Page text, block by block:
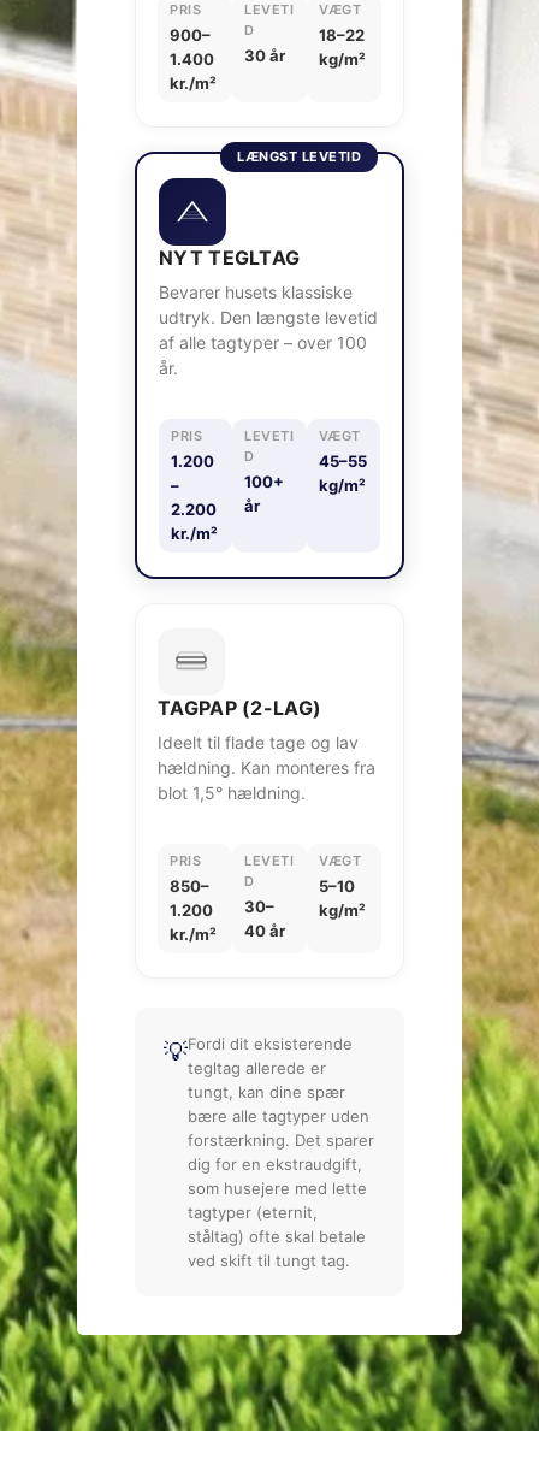
PRIS
900–
1.400
kr./m²
LEVETI
D
30 år
VÆGT
18–22
kg/m²
LÆNGST LEVETID
NYT TEGLTAG
Bevarer husets klassiske
udtryk. Den længste levetid
af alle tagtyper – over 100
år.
PRIS
1.200
–
2.200
kr./m²
LEVETI
D
100+
år
VÆGT
45–55
kg/m²
TAGPAP (2-LAG)
Ideelt til flade tage og lav
hældning. Kan monteres fra
blot 1,5° hældning.
PRIS
850–
1.200
kr./m²
LEVETI
D
30–
40 år
VÆGT
5–10
kg/m²
💡Fordi dit eksisterende
tegltag allerede er
tungt, kan dine spær
bære alle tagtyper uden
forstærkning. Det sparer
dig for en ekstraudgift,
som husejere med lette
tagtyper (eternit,
ståltag) ofte skal betale
ved skift til tungt tag.